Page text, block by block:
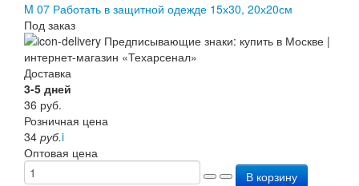
M 07 Работать в защитной одежде 15х30, 20х20см
Под заказ
Доставка
3-5 дней
36 руб.
Розничная цена
34 руб.i
Оптовая цена
В корзину